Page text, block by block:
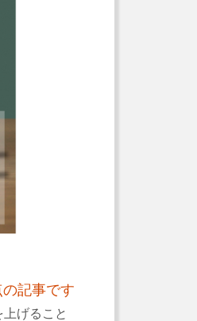
記事です
げること